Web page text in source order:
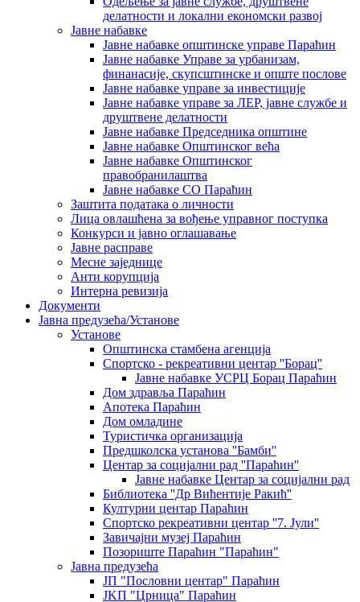
делатности и локални економски развој
Јавне набавке
Јавне набавке општинске управе Параћин
Јавне набавке Управе за урбанизам,
финанасије, скупсштинске и опште послове
Јавне набавке управе за инвестиције
Јавне набавке управе за ЛЕР, јавне службе и
друштвене делатности
Јавне набавке Председника општине
Јавне набавке Општинског већа
Јавне набавке Општинског
правобранилаштва
Јавне набавке СО Параћин
Заштита података о личности
Лица овлашћена за вођење управног поступка
Конкурси и јавно оглашавање
Јавне расправе
Месне заједнице
Анти корупција
Интерна ревизија
Документи
Јавна предузећа/Установе
Установе
Општинскa стамбенa агенцијa
Спортско - рекреативни центар ''Борац''
Јавне набавке УСРЦ Борац Параћин
Дом здравља Параћин
Апотека Параћин
Дом омладине
Туристичка организација
Предшколска установа ''Бамби''
Центар за социјални рад ''Параћин''
Јавне набавке Центар за социјални рад
Библиотека ''Др Вићентије Ракић''
Културни центар Параћин
Спортско рекреативни центар ''7. Јули''
Завичајни музеј Параћин
Позориште Параћин "Параћин"
Јавна предузећа
ЈП "Пословни центар" Параћин
ЈKП "Црница" Параћин